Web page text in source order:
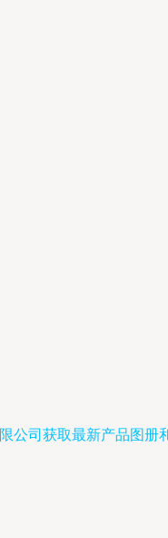
公司获取最新产品图册